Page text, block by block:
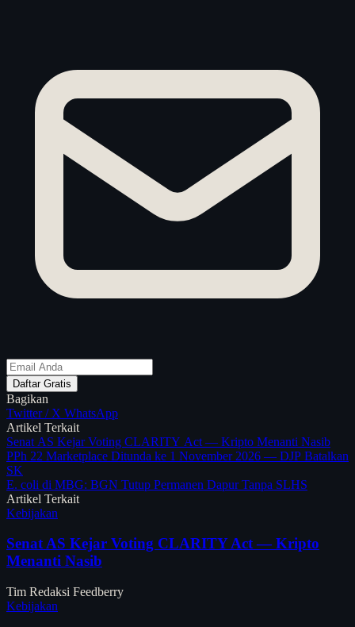
Daftar Gratis
Bagikan
Twitter / X WhatsApp
Artikel Terkait
Senat AS Kejar Voting CLARITY Act — Kripto Menanti Nasib
PPh 22 Marketplace Ditunda ke 1 November 2026 — DJP Batalkan
SK
E. coli di MBG: BGN Tutup Permanen Dapur Tanpa SLHS
Artikel Terkait
Kebijakan
Senat AS Kejar Voting CLARITY Act — Kripto
Menanti Nasib
Tim Redaksi Feedberry
Kebijakan